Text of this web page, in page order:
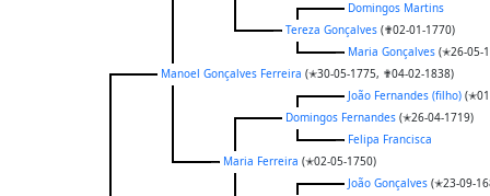
Domingos Martins
Tereza Gonçalves(✟02-01-1770)
Maria Gonçalves(✭26-05-
Manoel Gonçalves Ferreira (✭30-05-1775, ✟04-02-1838)
João Fernandes (filho)
Domingos Fernandes(✭26-04-1719)
Felipa Francisca
Maria Ferreira (✭02-05-1750)
João Gonçalves(✭23-09-